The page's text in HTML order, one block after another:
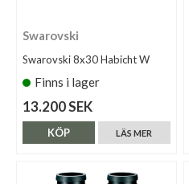
Swarovski
Swarovski 8x30 Habicht W
Finns i lager
13.200 SEK
LÄS MER
KÖP